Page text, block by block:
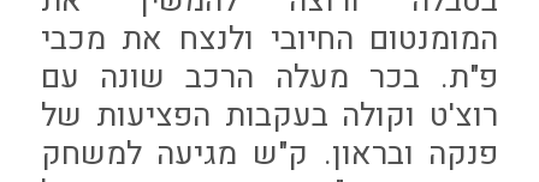
המומנטום החיובי ולנצח את מכבי
פ"ת. בכר מעלה הרכב שונה עם
רוצ'ט וקולה בעקבות הפציעות של
פנקה ובראון. ק"ש מגיעה למשחק